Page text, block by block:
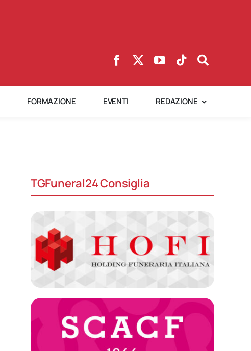
FORMAZIONE EVENTI REDAZIONE
TGFuneral24 Consiglia